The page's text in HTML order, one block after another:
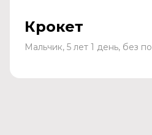
Крокет
Мальчик, 5 лет 1 день, без